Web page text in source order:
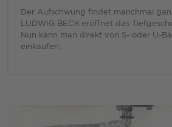
Der Aufschwung findet manchmal
LUDWIG BECK eröffnet das
Nun kann man direkt von S- oder U-
einkaufen.